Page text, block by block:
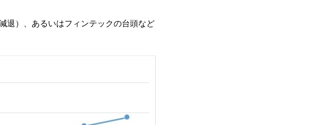
退）、あるいはフィンテックの台頭など